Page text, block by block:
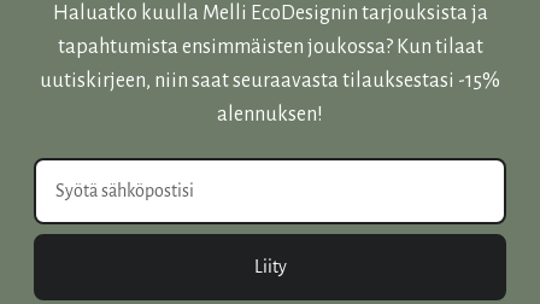
Haluatko kuulla Melli EcoDesignin tarjouksista ja
tapahtumista ensimmäisten joukossa? Kun tilaat
uutiskirjeen, niin saat seuraavasta tilauksestasi -15%
alennuksen!
Liity